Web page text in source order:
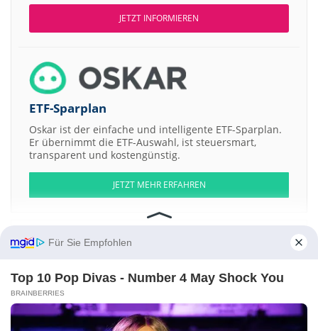
JETZT INFORMIEREN
ETF-Sparplan
Oskar ist der einfache und intelligente ETF-Sparplan.
Er übernimmt die ETF-Auswahl, ist steuersmart,
transparent und kostengünstig.
JETZT MEHR ERFAHREN
S&P 500
Weitere Aktien:
Oakworth Capital FNF Group Registered Shs Kintara Therapeutics
Für Sie Empfohlen
Top 10 Pop Divas - Number 4 May Shock You
BRAINBERRIES